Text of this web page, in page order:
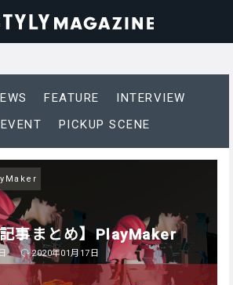
FEATURE
INTERVIEW
EVENT PICKUP SCENE
事まとめ】PlayMaker
2020年01月17日